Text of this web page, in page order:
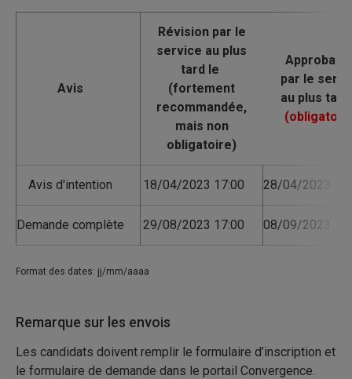
Avis
Avis d'intention 18/04/2023 17:00 28/04/2023
Demande complète 29/08/2023 17:00 08/09/2023
Format des dates: jj/mm/aaaa
Remarque sur les envois
Les candidats doivent remplir le formulaire d’inscription et
le formulaire de demande dans le portail Convergence.